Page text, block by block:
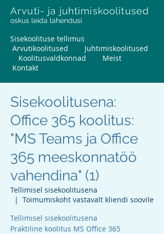
Arvuti- ja juhtimiskoolitused
oskus leida lahendusi
Sisekoolituse tellimus
Arvutikoolitused
Juhtimiskoolitused
Koolitusvaldkonnad
Meist
Kontakt
Sisekoolitusena:
Office 365 koolitus:
"MS Teams ja Office
365 meeskonnatöö
vahendina" (1)
Tellimisel sisekoolitusena
  |
Toimumiskoht vastavalt kliendi soovile
Tellimisel sisekoolitusena
Praktiline koolitus MS Office 365